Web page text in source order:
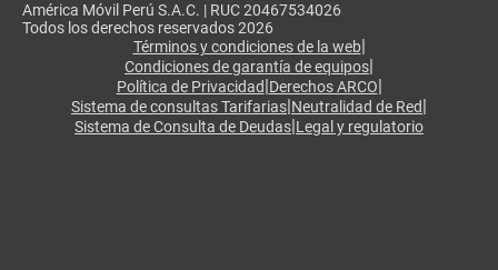
América Móvil Perú S.A.C. | RUC 20467534026
Todos los derechos reservados 2026
Términos y condiciones de la web|
Condiciones de garantía de equipos|
Política de Privacidad|Derechos ARCO|
Sistema de consultas Tarifarias|Neutralidad de Red|
Sistema de Consulta de Deudas|Legal y regulatorio